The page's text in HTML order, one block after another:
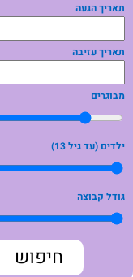
תאריך הגעה
תאריך עזיבה
מבוגרים
ילדים (עד גיל 13)
גודל קבוצה